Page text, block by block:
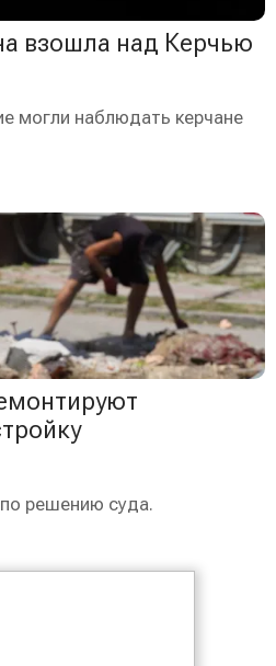
взошла над Керчью
могли наблюдать керчане
решению суда.